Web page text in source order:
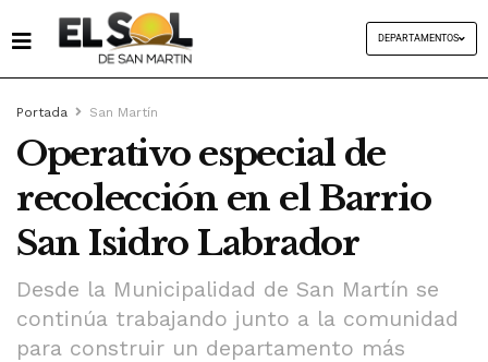
DEPARTAMENTOS
Portada San Martín
Operativo especial de
recolección en el Barrio
San Isidro Labrador
Desde la Municipalidad de San Martín se
continúa trabajando junto a la comunidad
para construir un departamento más